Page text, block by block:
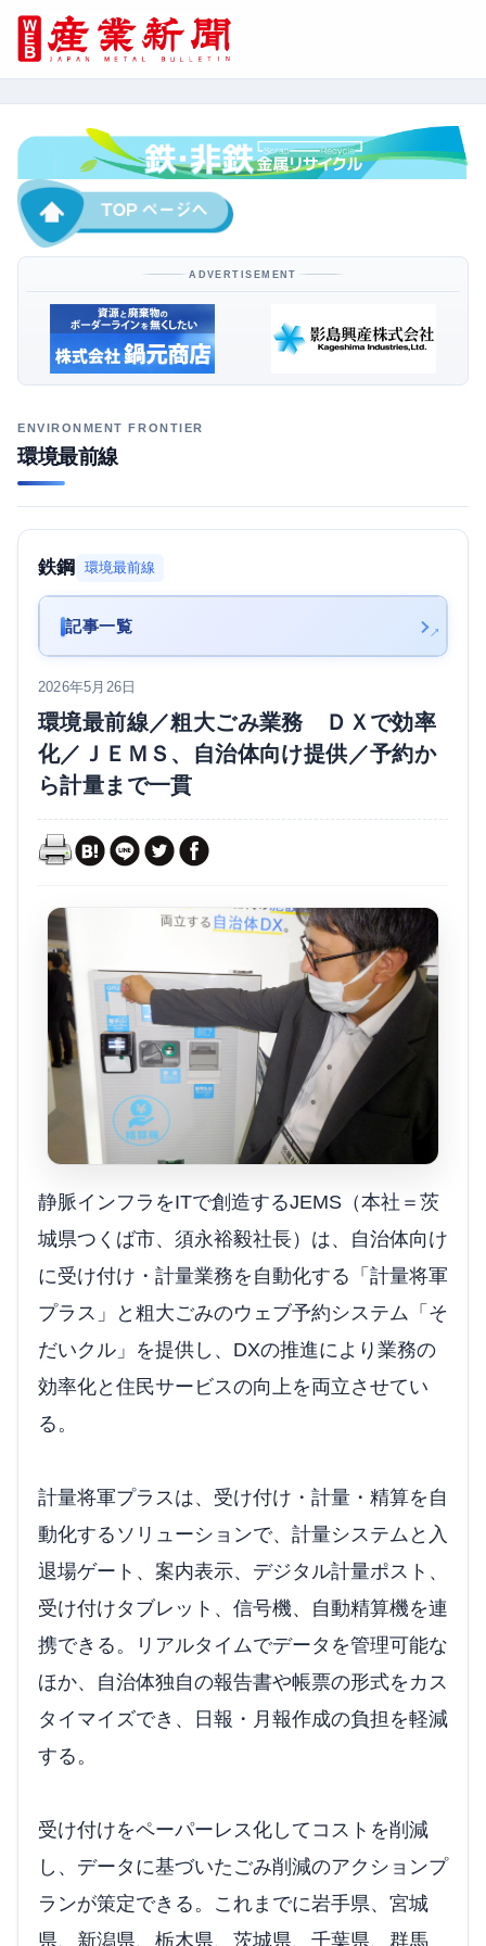
ADVERTISEMENT
環境最前線
鉄鋼 環境最前線
記事一覧
2026年5月26日
環境最前線／粗大ごみ業務 ＤＸで効率
化／ＪＥＭＳ、自治体向け提供／予約か
ら計量まで一貫
静脈インフラをITで創造するJEMS（本社＝茨
城県つくば市、須永裕毅社長）は、自治体向け
に受け付け・計量業務を自動化する「計量将軍
プラス」と粗大ごみのウェブ予約システム「そ
だいクル」を提供し、DXの推進により業務の
効率化と住民サービスの向上を両立させてい
る。
計量将軍プラスは、受け付け・計量・精算を自
動化するソリューションで、計量システムと入
退場ゲート、案内表示、デジタル計量ポスト、
受け付けタブレット、信号機、自動精算機を連
携できる。リアルタイムでデータを管理可能な
ほか、自治体独自の報告書や帳票の形式をカス
タイマイズでき、日報・月報作成の負担を軽減
する。
受け付けをペーパーレス化してコストを削減
し、データに基づいたごみ削減のアクションプ
ランが策定できる。これまでに岩手県、宮城
県、新潟県、栃木県、茨城県、千葉県、群馬